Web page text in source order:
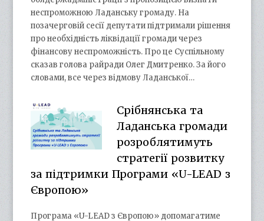
неспроможною Ладанську громаду. На
позачерговій сесії депутати підтримали рішення
про необхідність ліквідації громади через
фінансову неспроможність. Про це Суспільному
сказав голова райради Олег Дмитренко. За його
словами, все через відмову Ладанської…
Срібнянська та
Ладанська громади
розроблятимуть
стратегії розвитку
за підтримки Програми «U-LEAD з
Європою»
Програма «U-LEAD з Європою» допомагатиме